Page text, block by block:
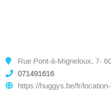
Rue Pont-à-Migneloux, 7-
071491616
https://huggys.be/fr/